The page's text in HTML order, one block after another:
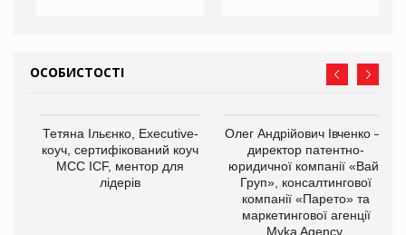
ОСОБИСТОСТІ
Тетяна Ільєнко, Executive-
коуч, сертифікований коуч
МСС ICF, ментор для
лідерів
Олег Андрійович Івченко —
директор патентно-
юридичної компанії «Вайз
Груп», консалтингової
компанії «Парето» та
маркетингової агенції
Myka Agency.